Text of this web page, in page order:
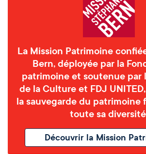
La Mission Patrimoine
Bern, déployée par la
patrimoine et soutenue par
de la Culture et FDJ
la sauvegarde du patrimoine
toute sa
Découvrir la Mission